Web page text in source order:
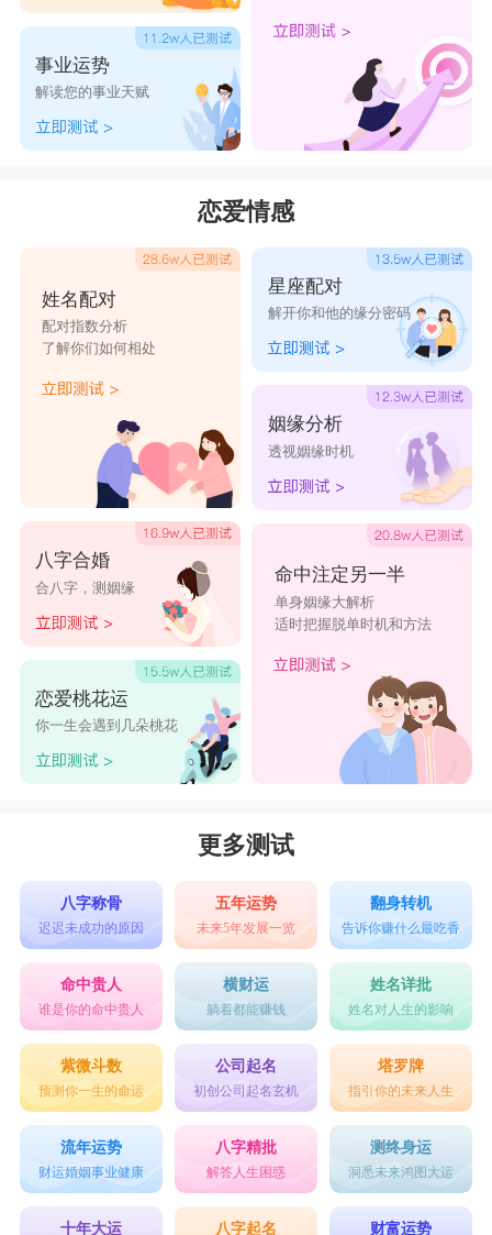
的，而双子的敏锐是科学性的，所以他们也就不会
像双鱼那样感情用事。
这中间的差异，双鱼们要搞清楚。不要用一哭
的衡量情势，从而合理化地落跑。双鱼们必须锻链
自己坚强的意志，建立自信之后再去跟双子谈情。
以双鱼的多才多艺又浪漫多情的个性，只要别让双
子们觉得双鱼是爱哭又爱闹的女生，以他们好新
鲜、好学习的特质，一定会乐于与双鱼女孩长相伴
的。
星座乐原创文章，转载需注明出处
事业运势
解读您的事业天赋
恋爱情感
姓名配对
配对指数分析
了解你们如何相处
八字合婚
合八字，测姻缘
恋爱桃花运
你一生会遇到几朵桃花
星座配对
解开你和他的缘分密码
姻缘分析
透视姻缘时机
命中注定另一半
单身姻缘大解析
适时把握脱单时机和方法
更多测试
八字称骨
迟迟未成功的原因
五年运势
未来5年发展一览
翻身转机
告诉你赚什么最吃香
命中贵人
谁是你的命中贵人
横财运
躺着都能赚钱
姓名详批
姓名对人生的影响
紫微斗数
预测你一生的命运
公司起名
初创公司起名玄机
塔罗牌
指引你的未来人生
流年运势
财运婚姻事业健康
八字精批
解答人生困惑
测终身运
洞悉未来鸿图大运
十年大运 八字起名 财富运势